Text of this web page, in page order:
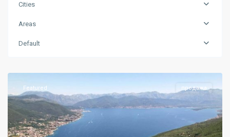
Cities
Areas
Default
Featured продажа